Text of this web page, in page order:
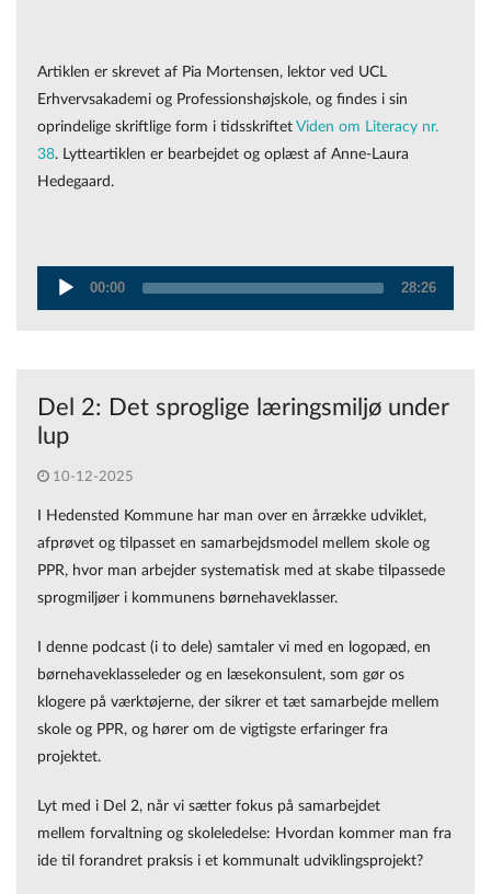
Artiklen er skrevet af Pia Mortensen, lektor ved UCL
Erhvervsakademi og Professionshøjskole, og findes i sin
oprindelige skriftlige form i tidsskriftet Viden om Literacy nr.
38. Lytteartiklen er bearbejdet og oplæst af Anne-Laura
Hedegaard.
Audio
00:00 28:26
Del 2: Det sproglige læringsmiljø under
lup
10-12-2025
I Hedensted Kommune har man over en årrække udviklet,
afprøvet og tilpasset en samarbejdsmodel mellem skole og
PPR, hvor man arbejder systematisk med at skabe tilpassede
sprogmiljøer i kommunens børnehaveklasser.
I denne podcast (i to dele) samtaler vi med en logopæd, en
børnehaveklasseleder og en læsekonsulent, som gør os
klogere på værktøjerne, der sikrer et tæt samarbejde mellem
skole og PPR, og hører om de vigtigste erfaringer fra
projektet.
Lyt med i Del 2, når vi sætter fokus på samarbejdet
mellem forvaltning og skoleledelse: Hvordan kommer man fra
ide til forandret praksis i et kommunalt udviklingsprojekt?